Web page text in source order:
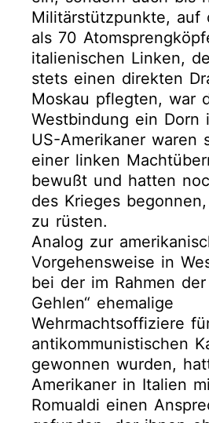
Militärstützpunkte, auf
als 70
italienischen Linken,
stets einen direkten
Moskau pflegten, war
Westbindung ein Dorn
US-Amerikaner waren
einer linken
bewußt und hatten
des Krieges
zu rüsten.
Analog zur
Vorgehensweise in
bei der im Rahmen der
Gehlen“ ehemalige
Wehrmachtsoffiziere
antikommunistischen
gewonnen wurden,
Amerikaner in Italien
Romualdi einen